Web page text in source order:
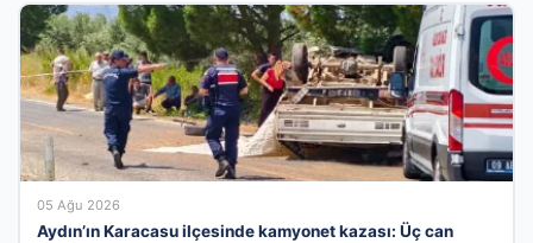
05 Ağu 2026
Aydın’ın Karacasu ilçesinde kamyonet kazası: Üç can